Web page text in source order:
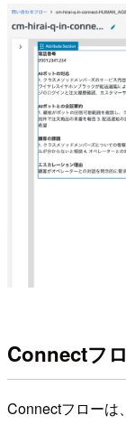
Connectフ
Connectフローは